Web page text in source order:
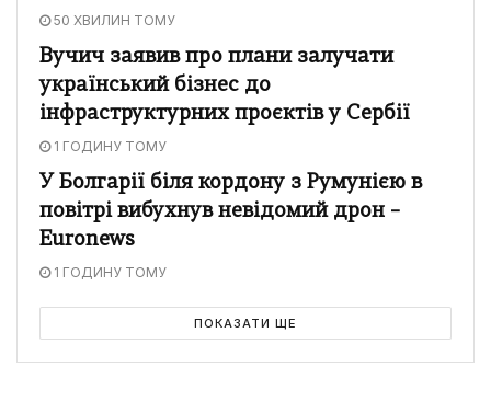
50 ХВИЛИН ТОМУ
Вучич заявив про плани залучати
український бізнес до
інфраструктурних проєктів у Сербії
1 ГОДИНУ ТОМУ
У Болгарії біля кордону з Румунією в
повітрі вибухнув невідомий дрон –
Euronews
1 ГОДИНУ ТОМУ
ПОКАЗАТИ ЩЕ